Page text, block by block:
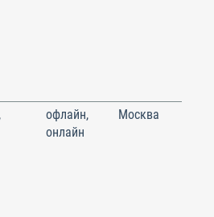
офлайн,
онлайн
Москва